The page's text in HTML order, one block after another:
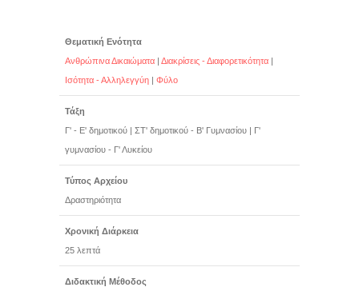
Θεματική Ενότητα
Ανθρώπινα Δικαιώματα | Διακρίσεις - Διαφορετικότητα |
Ισότητα - Αλληλεγγύη | Φύλο
Τάξη
Γ' - Ε' δημοτικού | ΣΤ' δημοτικού - Β' Γυμνασίου | Γ'
γυμνασίου - Γ' Λυκείου
Τύπος Αρχείου
Δραστηριότητα
Χρονική Διάρκεια
25 λεπτά
Διδακτική Μέθοδος